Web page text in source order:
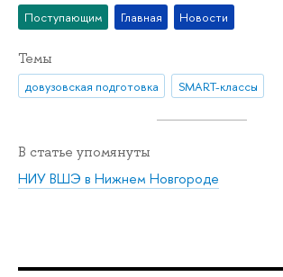
Поступающим Главная Новости
Темы
довузовская подготовка SMART-классы
В статье упомянуты
НИУ ВШЭ в Нижнем Новгороде